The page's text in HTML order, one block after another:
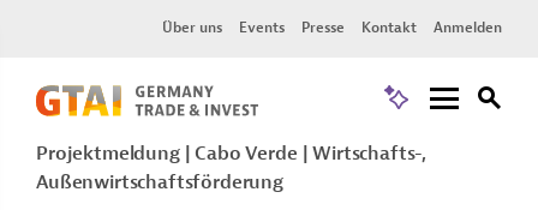
Über uns Events Presse Kontakt Anmelden
Projektmeldung Cabo Verde
Wirtschafts-,
Außenwirtschaftsförderung